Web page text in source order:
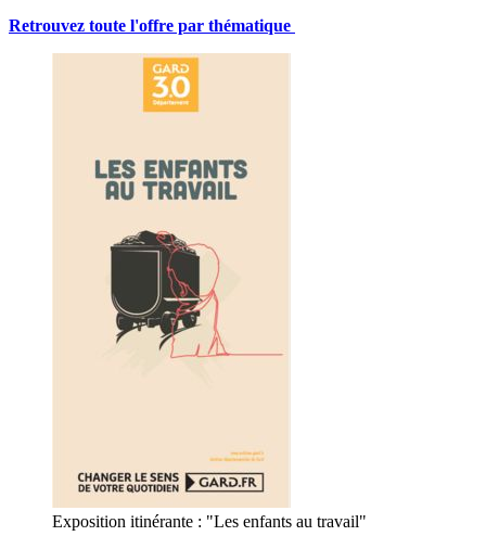
Retrouvez toute l'offre par thématique
Exposition itinérante : "Les enfants au travail"